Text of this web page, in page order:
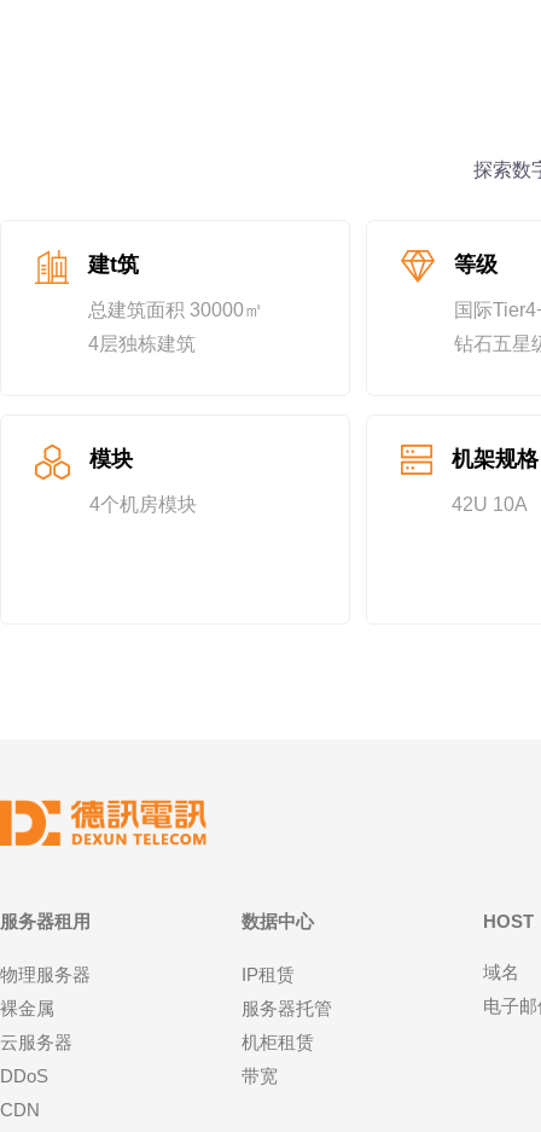
探索数
建t筑
总建筑面积 30000㎡
4层独栋建筑
等级
国际
钻石五星
模块
4个机房模块
机架规格
42U 10A
服务器租用
物理服务器
裸金属
云服务器
DDoS
CDN
数据中心
IP租赁
服务器托管
机柜租赁
带宽
HOST
域名
电子